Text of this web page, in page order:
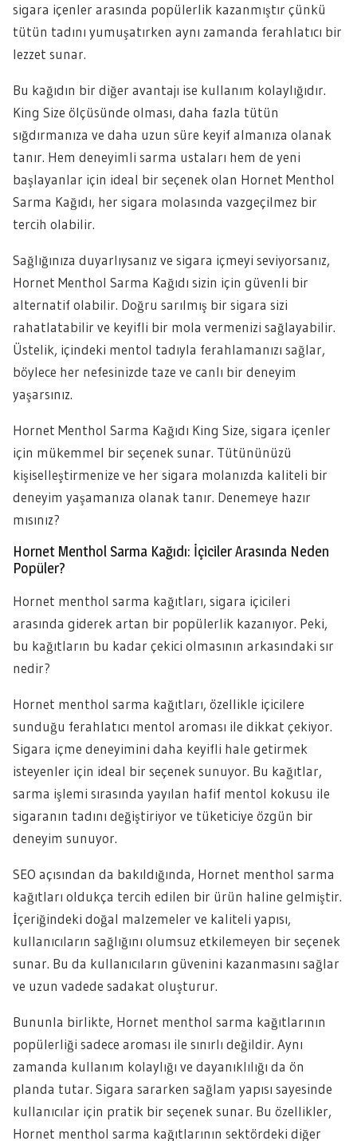
sigara içenler arasında popülerlik kazanmıştır çünkü
tütün tadını yumuşatırken aynı zamanda ferahlatıcı bir
lezzet sunar.
Bu kağıdın bir diğer avantajı ise kullanım kolaylığıdır.
King Size ölçüsünde olması, daha fazla tütün
sığdırmanıza ve daha uzun süre keyif almanıza olanak
tanır. Hem deneyimli sarma ustaları hem de yeni
başlayanlar için ideal bir seçenek olan Hornet Menthol
Sarma Kağıdı, her sigara molasında vazgeçilmez bir
tercih olabilir.
Sağlığınıza duyarlıysanız ve sigara içmeyi seviyorsanız,
Hornet Menthol Sarma Kağıdı sizin için güvenli bir
alternatif olabilir. Doğru sarılmış bir sigara sizi
rahatlatabilir ve keyifli bir mola vermenizi sağlayabilir.
Üstelik, içindeki mentol tadıyla ferahlamanızı sağlar,
böylece her nefesinizde taze ve canlı bir deneyim
yaşarsınız.
Hornet Menthol Sarma Kağıdı King Size, sigara içenler
için mükemmel bir seçenek sunar. Tütününüzü
kişiselleştirmenize ve her sigara molanızda kaliteli bir
deneyim yaşamanıza olanak tanır. Denemeye hazır
mısınız?
Hornet Menthol Sarma Kağıdı: İçiciler Arasında Neden
Popüler?
Hornet menthol sarma kağıtları, sigara içicileri
arasında giderek artan bir popülerlik kazanıyor. Peki,
bu kağıtların bu kadar çekici olmasının arkasındaki sır
nedir?
Hornet menthol sarma kağıtları, özellikle içicilere
sunduğu ferahlatıcı mentol aroması ile dikkat çekiyor.
Sigara içme deneyimini daha keyifli hale getirmek
isteyenler için ideal bir seçenek sunuyor. Bu kağıtlar,
sarma işlemi sırasında yayılan hafif mentol kokusu ile
sigaranın tadını değiştiriyor ve tüketiciye özgün bir
deneyim sunuyor.
SEO açısından da bakıldığında, Hornet menthol sarma
kağıtları oldukça tercih edilen bir ürün haline gelmiştir.
İçeriğindeki doğal malzemeler ve kaliteli yapısı,
kullanıcıların sağlığını olumsuz etkilemeyen bir seçenek
sunar. Bu da kullanıcıların güvenini kazanmasını sağlar
ve uzun vadede sadakat oluşturur.
Bununla birlikte, Hornet menthol sarma kağıtlarının
popülerliği sadece aroması ile sınırlı değildir. Aynı
zamanda kullanım kolaylığı ve dayanıklılığı da ön
planda tutar. Sigara sararken sağlam yapısı sayesinde
kullanıcılar için pratik bir seçenek sunar. Bu özellikler,
Hornet menthol sarma kağıtlarının sektördeki diğer